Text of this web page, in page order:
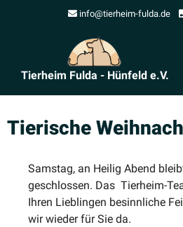
info@tierheim-fulda.de
Tierheim Fulda - Hünfeld e.V.
Tierische
Samstag, an Heilig Abend
geschlossen. Das Tierheim-
Ihren Lieblingen besinn­liche
wir wieder für Sie da.